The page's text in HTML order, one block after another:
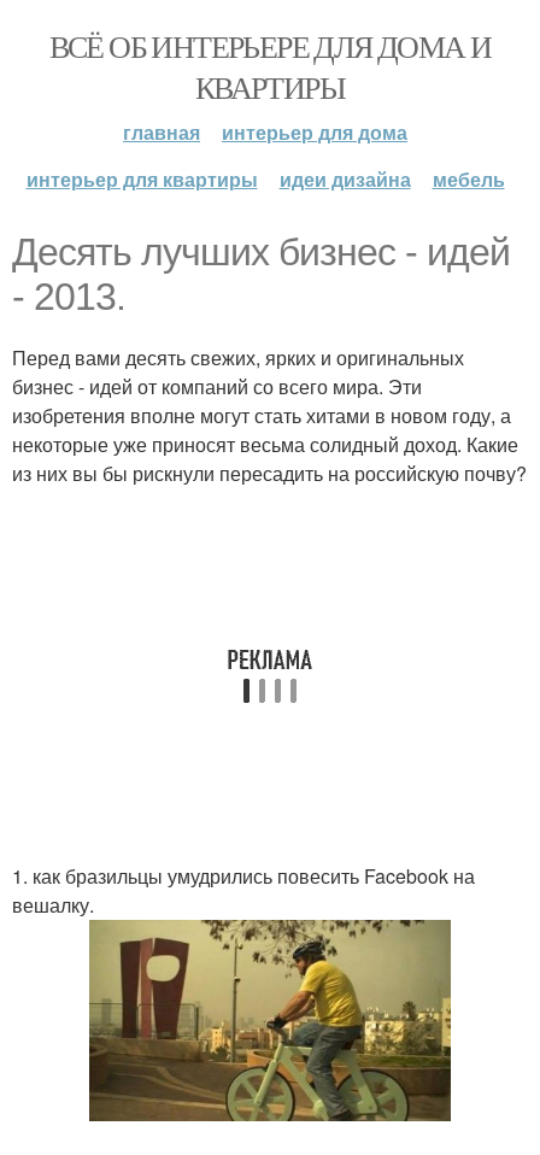
ВСЁ ОБ ИНТЕРЬЕРЕ ДЛЯ ДОМА И
КВАРТИРЫ
главная
интерьер для дома
интерьер для квартиры
идеи дизайна мебель
Десять лучших бизнес - идей
- 2013.
Перед вами десять свежих, ярких и оригинальных
бизнес - идей от компаний со всего мира. Эти
изобретения вполне могут стать хитами в новом году, а
некоторые уже приносят весьма солидный доход. Какие
из них вы бы рискнули пересадить на российскую почву?
1. как бразильцы умудрились повесить Facebook на
вешалку.